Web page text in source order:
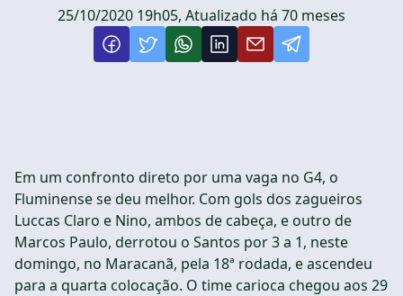
25/10/2020 19h05, Atualizado há 70 meses
Em um confronto direto por uma vaga no G4, o
Fluminense se deu melhor. Com gols dos zagueiros
Luccas Claro e Nino, ambos de cabeça, e outro de
Marcos Paulo, derrotou o Santos por 3 a 1, neste
domingo, no Maracanã, pela 18ª rodada, e ascendeu
para a quarta colocação. O time carioca chegou aos 29